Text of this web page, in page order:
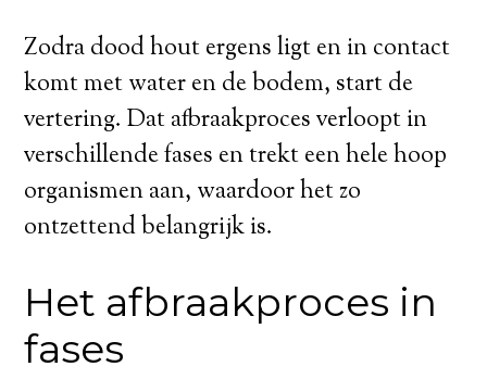
Zodra dood hout ergens ligt en in contact
komt met water en de bodem, start de
vertering. Dat afbraakproces verloopt in
verschillende fases en trekt een hele hoop
organismen aan, waardoor het zo
ontzettend belangrijk is.
Het afbraakproces in
fases